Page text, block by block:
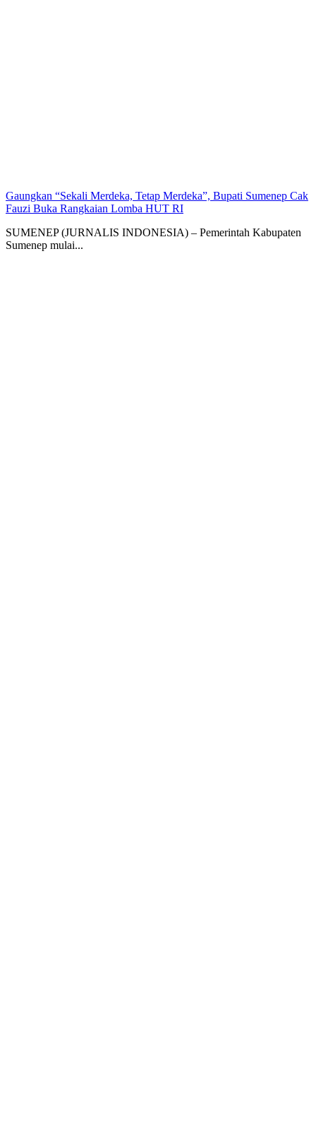
Gaungkan “Sekali Merdeka, Tetap Merdeka”, Bupati Sumenep Cak
Fauzi Buka Rangkaian Lomba HUT RI
SUMENEP (JURNALIS INDONESIA) – Pemerintah Kabupaten
Sumenep mulai...